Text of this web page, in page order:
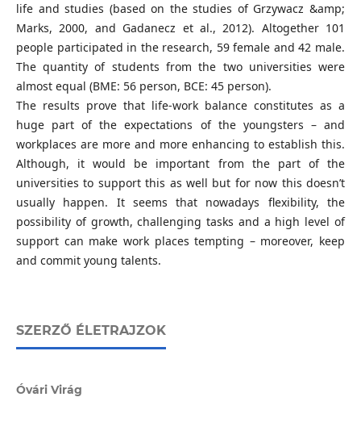
life and studies (based on the studies of Grzywacz &amp;
Marks, 2000, and Gadanecz et al., 2012). Altogether 101
people participated in the research, 59 female and 42 male.
The quantity of students from the two universities were
almost equal (BME: 56 person, BCE: 45 person).
The results prove that life-work balance constitutes as a
huge part of the expectations of the youngsters – and
workplaces are more and more enhancing to establish this.
Although, it would be important from the part of the
universities to support this as well but for now this doesn’t
usually happen. It seems that nowadays flexibility, the
possibility of growth, challenging tasks and a high level of
support can make work places tempting – moreover, keep
and commit young talents.
SZERZŐ ÉLETRAJZOK
Óvári Virág